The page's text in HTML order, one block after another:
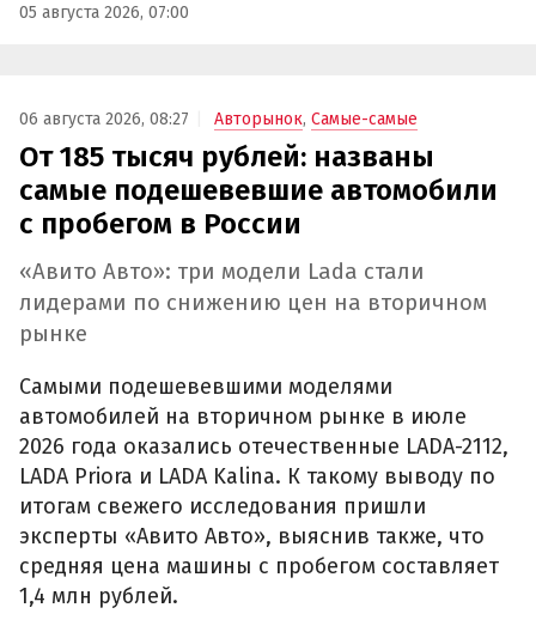
05 августа 2026, 07:00
06 августа 2026, 08:27 Авторынок, Самые-самые
От 185 тысяч рублей: названы
самые подешевевшие автомобили
с пробегом в России
«Авито Авто»: три модели Lada стали
лидерами по снижению цен на вторичном
рынке
Самыми подешевевшими моделями
автомобилей на вторичном рынке в июле
2026 года оказались отечественные LADA-2112,
LADA Priora и LADA Kalina. К такому выводу по
итогам свежего исследования пришли
эксперты «Авито Авто», выяснив также, что
средняя цена машины с пробегом составляет
1,4 млн рублей.